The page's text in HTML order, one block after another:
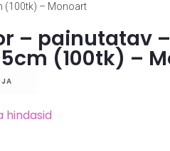
(100tk) – Monoart
– painutatav
(100tk) –
hindasid